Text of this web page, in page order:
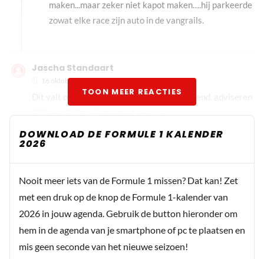
maken...maar zeker niet kapot maken….hij parkeerde
zowat elke race zijn auto in de vangrails.
RR6
Jascha Standaart
16 oktober 2025 09:47
Dit valt onder de categorie: "Wij van WC Eend, adviseren
kans gehad in de F1 en die niet kunnen pakken.
TOON MEER REACTIES
DOWNLOAD DE FORMULE 1 KALENDER
2026
Nooit meer iets van de Formule 1 missen? Dat kan! Zet
met een druk op de knop de Formule 1-kalender van
2026 in jouw agenda. Gebruik de button hieronder om
hem in de agenda van je smartphone of pc te plaatsen en
mis geen seconde van het nieuwe seizoen!